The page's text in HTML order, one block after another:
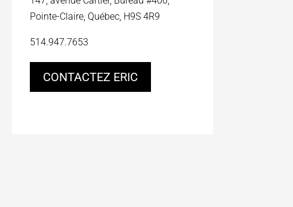
Pointe-Claire, Québec, H9S 4R9
514.947.7653
CONTACTEZ ERIC